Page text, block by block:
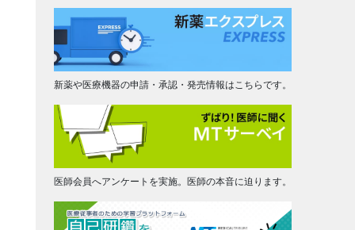
新薬や医療機器の申請・承認・発売情報はこちらです。
医師会員へアンケートを実施。医師の本音に迫ります。